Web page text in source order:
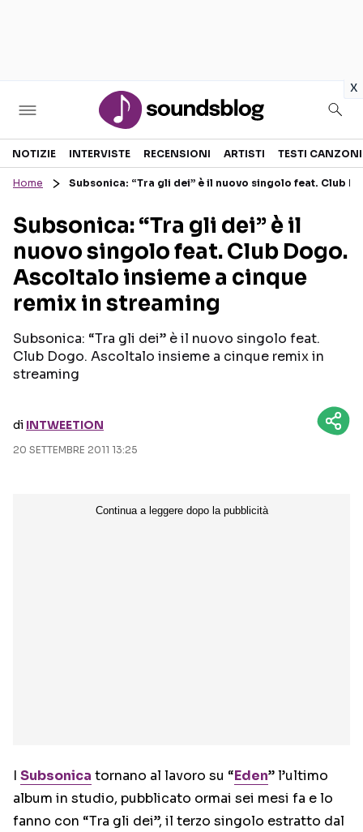
x
Sezioni
RECENSIONI MUSICALI
INTERVISTE
GOSSIP E CURIOSITÀ
TESTI CANZONI
TOUR ED EVENTI
TALENT SHOW
NOTIZIE INTERVISTE RECENSIONI ARTISTI TESTI CANZONI
Home Subsonica: “Tra gli dei” è il nuovo singolo feat. Club
Subsonica: “Tra gli dei” è il
nuovo singolo feat. Club Dogo.
Ascoltalo insieme a cinque
remix in streaming
Subsonica: “Tra gli dei” è il nuovo singolo feat.
Club Dogo. Ascoltalo insieme a cinque remix in
streaming
di INTWEETION
20 SETTEMBRE 2011 13:25
I Subsonica tornano al lavoro su “Eden” l’ultimo
album in studio, pubblicato ormai sei mesi fa e lo
fanno con “Tra gli dei”, il terzo singolo estratto dal